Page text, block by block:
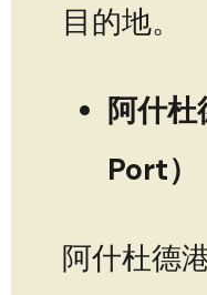
目的地。
阿什
Port）
阿什杜德